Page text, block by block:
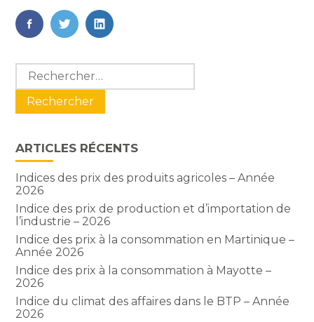
FaceBook
TwitterLinkedIn
Blog
sidebar
Rechercher :
ARTICLES RÉCENTS
Indices des prix des produits agricoles – Année
2026
Indice des prix de production et d’importation de
l’industrie – 2026
Indice des prix à la consommation en Martinique –
Année 2026
Indice des prix à la consommation à Mayotte –
2026
Indice du climat des affaires dans le BTP – Année
2026